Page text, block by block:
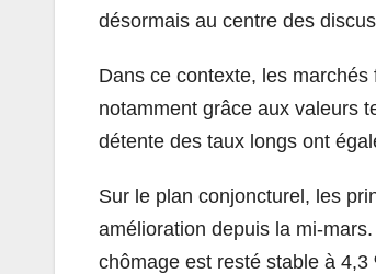
désormais au centre des
Dans ce contexte, les
notamment grâce aux valeurs
détente des taux longs ont
Sur le plan conjoncturel, les
amélioration depuis la mi-
chômage est resté stable à